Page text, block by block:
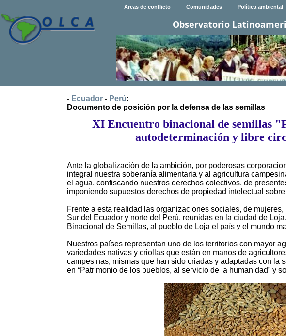
Areas de conflicto Comunidades Política ambiental
Observatorio
- Ecuador - Perú:
Documento de posición por la defensa de las semillas
XI Encuentro binacional de semillas
autodeterminación y libre
Ante la globalización de la ambición, por poderosas
integral nuestra soberanía alimentaria y al agricultura
el agua, confiscando nuestros derechos colectivos, de
imponiendo supuestos derechos de propiedad intelectual
Frente a esta realidad las organizaciones sociales, de
Sur del Ecuador y norte del Perú, reunidas en la ciudad de
Binacional de Semillas, al pueblo de Loja el país y el mundo
Nuestros países representan uno de los territorios con mayor
variedades nativas y criollas que están en manos de
campesinas, mismas que han sido criadas y adaptadas con la
en “Patrimonio de los pueblos, al servicio de la humanidad” y